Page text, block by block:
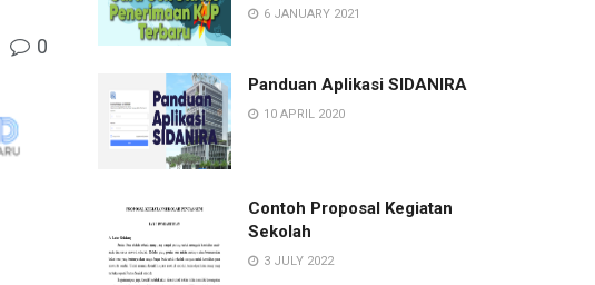
0
6 JANUARY 2021
Panduan Aplikasi SIDANIRA
10 APRIL 2020
Contoh Proposal Kegiatan
Sekolah
3 JULY 2022